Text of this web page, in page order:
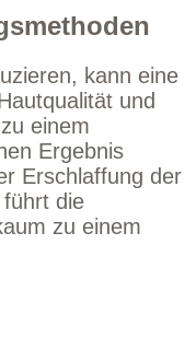
kann eine
und
einem
Ergebnis
Erschlaffung der
die
zu einem